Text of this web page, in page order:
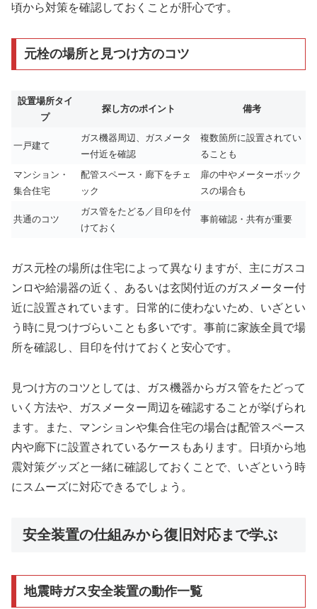
頃から対策を確認しておくことが肝心です。
元栓の場所と見つけ方のコツ
設置場所タイ
プ
探し方のポイント 備考
一戸建て
ガス機器周辺、ガスメータ
ー付近を確認
複数箇所に設置されてい
ることも
マンション・
集合住宅
配管スペース・廊下をチェ
ック
扉の中やメーターボック
スの場合も
共通のコツ
ガス管をたどる／目印を付
けておく
事前確認・共有が重要
ガス元栓の場所は住宅によって異なりますが、主にガスコ
ンロや給湯器の近く、あるいは玄関付近のガスメーター付
近に設置されています。日常的に使わないため、いざとい
う時に見つけづらいことも多いです。事前に家族全員で場
所を確認し、目印を付けておくと安心です。
見つけ方のコツとしては、ガス機器からガス管をたどって
いく方法や、ガスメーター周辺を確認することが挙げられ
ます。また、マンションや集合住宅の場合は配管スペース
内や廊下に設置されているケースもあります。日頃から地
震対策グッズと一緒に確認しておくことで、いざという時
にスムーズに対応できるでしょう。
安全装置の仕組みから復旧対応まで学ぶ
地震時ガス安全装置の動作一覧